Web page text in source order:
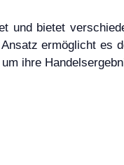
und bietet
ermöglicht es
ihre